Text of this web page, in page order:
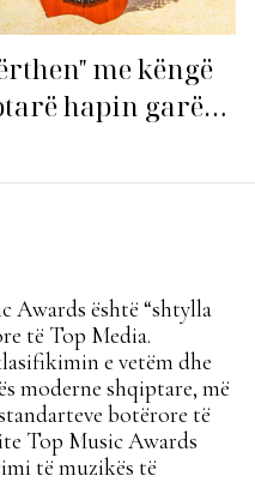
me këngë
hapin garën
Awards është “shtylla
të Top Media.
e vetëm dhe
moderne shqiptare, më
botërore të
Top Music Awards
të muzikës të